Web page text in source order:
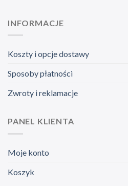
INFORMACJE
Koszty i opcje dostawy
Sposoby płatności
Zwroty i reklamacje
PANEL KLIENTA
Moje konto
Koszyk